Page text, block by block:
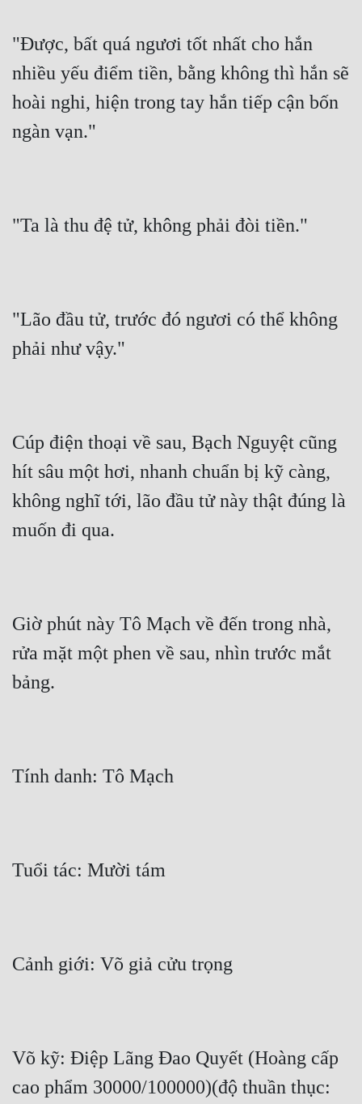
"Được, bất quá ngươi tốt nhất cho hắn
nhiều yếu điểm tiền, bằng không thì hắn sẽ
hoài nghi, hiện trong tay hắn tiếp cận bốn
ngàn vạn."
"Ta là thu đệ tử, không phải đòi tiền."
"Lão đầu tử, trước đó ngươi có thể không
phải như vậy."
Cúp điện thoại về sau, Bạch Nguyệt cũng
hít sâu một hơi, nhanh chuẩn bị kỹ càng,
không nghĩ tới, lão đầu tử này thật đúng là
muốn đi qua.
Giờ phút này Tô Mạch về đến trong nhà,
rửa mặt một phen về sau, nhìn trước mắt
bảng.
Tính danh: Tô Mạch
Tuổi tác: Mười tám
Cảnh giới: Võ giả cửu trọng
Võ kỹ: Điệp Lãng Đao Quyết (Hoàng cấp
cao phẩm 30000/100000)(độ thuần thục: